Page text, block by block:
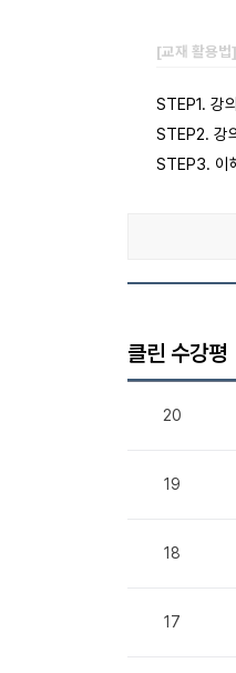
[교재 활용법
STEP1. 강
STEP2. 강
STEP3. 이
클린 수강평
20
19
18
17